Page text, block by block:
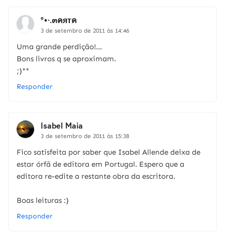
°•·.๓คятค
3 de setembro de 2011 às 14:46
Uma grande perdição!...
Bons livros q se aproximam.
;)**
Responder
Isabel Maia
3 de setembro de 2011 às 15:38
Fico satisfeita por saber que Isabel Allende deixa de
estar órfã de editora em Portugal. Espero que a
editora re-edite a restante obra da escritora.
Boas leituras :)
Responder